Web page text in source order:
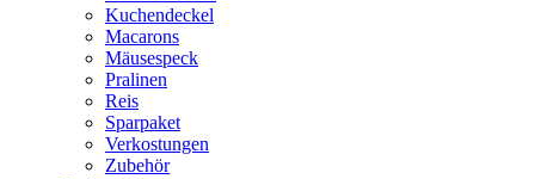
Kuchendeckel
Macarons
Mäusespeck
Pralinen
Reis
Sparpaket
Verkostungen
Zubehör